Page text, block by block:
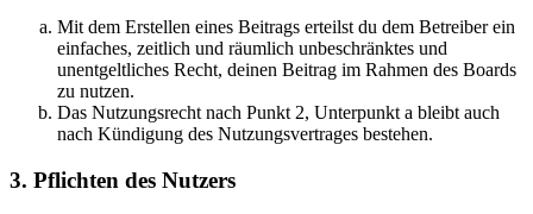
Mit dem Erstellen eines Beitrags erteilst du dem Betreiber ein
einfaches, zeitlich und räumlich unbeschränktes und
unentgeltliches Recht, deinen Beitrag im Rahmen des Boards
zu nutzen.
Das Nutzungsrecht nach Punkt 2, Unterpunkt a bleibt auch
nach Kündigung des Nutzungsvertrages bestehen.
3. Pflichten des Nutzers